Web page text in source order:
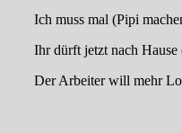
Ich muss mal (Pipi
Ihr dürft jetzt nach Hause
Der Arbeiter will mehr